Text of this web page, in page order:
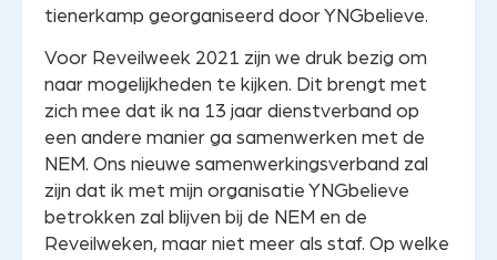
tienerkamp georganiseerd door YNGbelieve.
Voor Reveilweek 2021 zijn we druk bezig om
naar mogelijkheden te kijken. Dit brengt met
zich mee dat ik na 13 jaar dienstverband op
een andere manier ga samenwerken met de
NEM. Ons nieuwe samenwerkingsverband zal
zijn dat ik met mijn organisatie YNGbelieve
betrokken zal blijven bij de NEM en de
Reveilweken, maar niet meer als staf. Op welke